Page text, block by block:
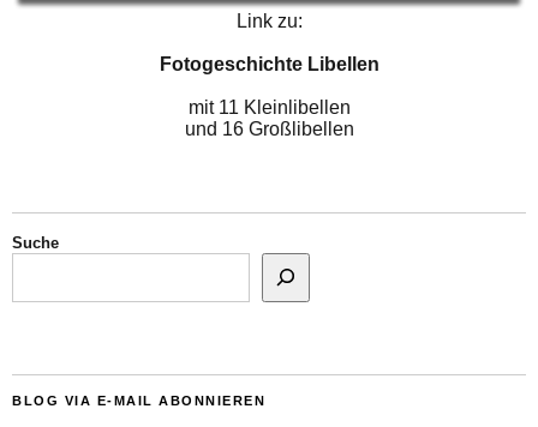
Link zu:
Fotogeschichte Libellen
mit 11 Kleinlibellen
und 16 Großlibellen
Suche
BLOG VIA E-MAIL ABONNIEREN